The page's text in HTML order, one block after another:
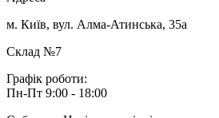
м. Київ, вул. Алма-Атинська, 35а
Склад №7
Графік роботи:
Пн-Пт 9:00 - 18:00